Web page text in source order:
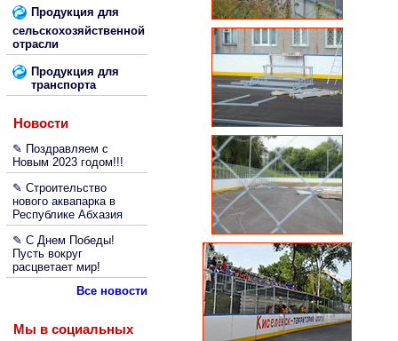
Продукция для
сельскохозяйственной
отрасли
Продукция для
транспорта
Новости
✎ Поздравляем с
Новым 2023 годом!!!
✎ Строительство
нового аквапарка в
Республике Абхазия
✎ С Днем Победы!
Пусть вокруг
расцветает мир!
Все новости
Мы в социальных